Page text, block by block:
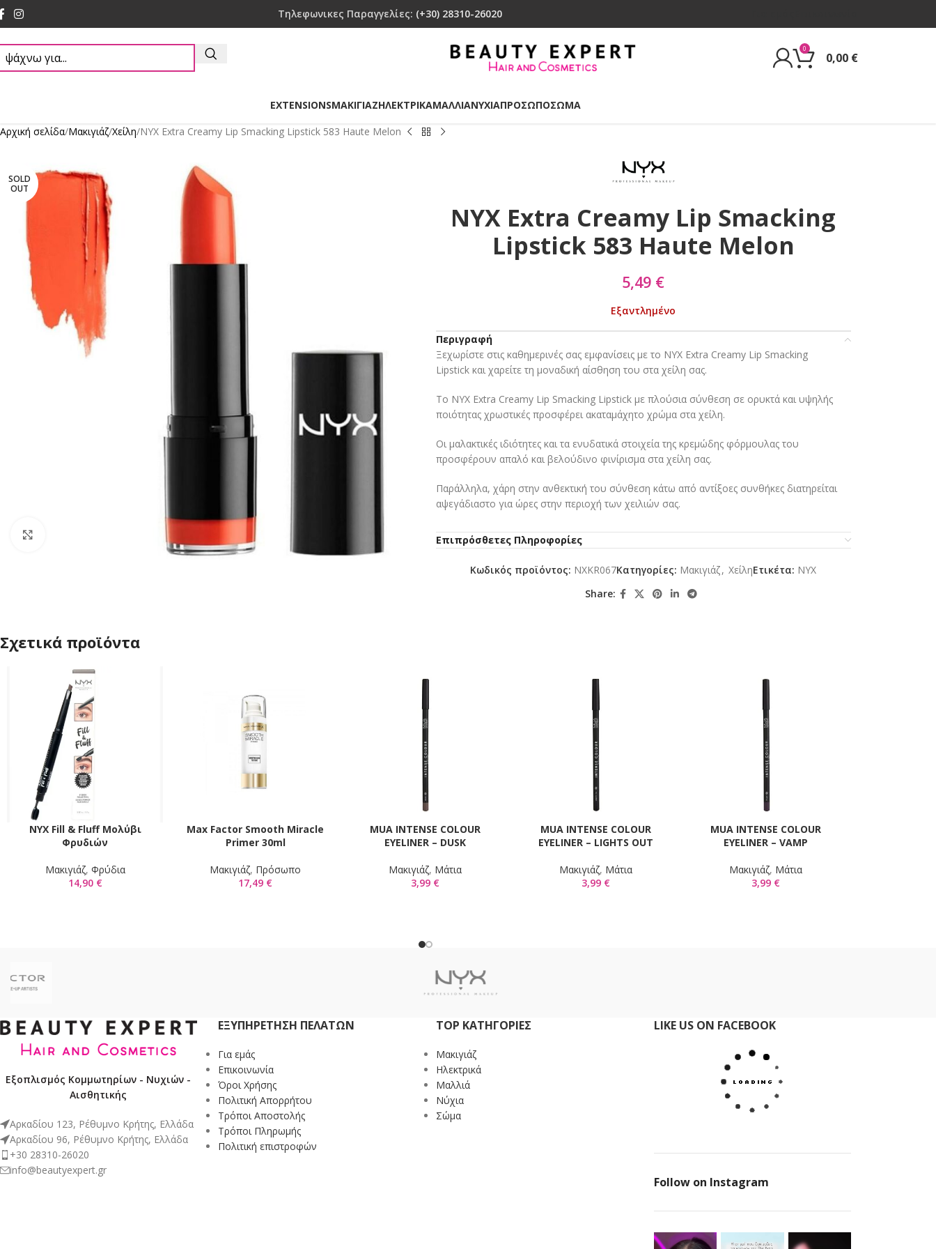
Τηλεφωνικες Παραγγελίες: (+30) 28310-26020
0
0,00 €
EXTENSIONSΜΑΚΙΓΙΑΖΗΛΕΚΤΡΙΚΑΜΑΛΛΙΑΝΥΧΙΑΠΡΟΣΩΠΟΣΩΜΑ
Αρχική σελίδα Mακιγιάζ Χείλη NYX Extra Creamy Lip Smacking Lipstick 583 Haute Melon
SOLD
OUT
NYX Extra Creamy Lip Smacking
Lipstick 583 Haute Melon
5,49 €
Εξαντλημένο
Περιγραφή
Ξεχωρίστε στις καθημερινές σας εμφανίσεις με το NYX Extra Creamy Lip Smacking
Lipstick και χαρείτε τη μοναδική αίσθηση του στα χείλη σας.
Το NYX Extra Creamy Lip Smacking Lipstick με πλούσια σύνθεση σε ορυκτά και υψηλής
ποιότητας χρωστικές προσφέρει ακαταμάχητο χρώμα στα χείλη.
Οι μαλακτικές ιδιότητες και τα ενυδατικά στοιχεία της κρεμώδης φόρμουλας του
προσφέρουν απαλό και βελούδινο φινίρισμα στα χείλη σας.
Παράλληλα, χάρη στην ανθεκτική του σύνθεση κάτω από αντίξοες συνθήκες διατηρείται
αψεγάδιαστο για ώρες στην περιοχή των χειλιών σας.
Το NYX Extra Creamy Lip Smacking Lipstick διατίθεται σε μαύρη συσκευασία με μεγάλη
ποικιλία αποχρώσεων για να επιλέξετε τον ιδανικό χρωματικό τόνο για εσάς.
Αρκεί να εντάξετε στην καθημερινή σας ρουτίνα το Το NYX Extra Creamy Lip Smacking
Lipstick και να εθιστείτε στην βελούδινη υφή του.
Επιπρόσθετες Πληροφορίες
Κωδικός προϊόντος: NXKR067Κατηγορίες: Mακιγιάζ, ΧείληΕτικέτα: NYX
Share:
Σχετικά προϊόντα
ΕΠΙΛΟΓΉNYX Fill & Fluff Μολύβι
Φρυδιών
Mακιγιάζ, Φρύδια
14,90 €
ΠΡΟΣΘΉΚΗ ΣΤΟ ΚΑΛΆΘΙ
Max Factor Smooth Miracle
Primer 30ml
Mακιγιάζ, Πρόσωπο
17,49 €
ΠΡΟΣΘΉΚΗ ΣΤΟ ΚΑΛΆΘΙ
MUA INTENSE COLOUR
EYELINER – DUSK
Mακιγιάζ, Μάτια
3,99 €
ΠΡΟΣΘΉΚΗ ΣΤΟ ΚΑΛΆΘΙ
MUA INTENSE COLOUR
EYELINER – LIGHTS OUT
Mακιγιάζ, Μάτια
3,99 €
ΠΡΟΣΘΉΚΗ ΣΤΟ ΚΑΛΆΘΙ
MUA INTENSE COLOUR
EYELINER – VAMP
Mακιγιάζ, Μάτια
3,99 €
Εξοπλισμός Κομμωτηρίων - Νυχιών -
Αισθητικής
Αρκαδίου 123, Ρέθυμνο Κρήτης, Ελλάδα
Αρκαδίου 96, Ρέθυμνο Κρήτης, Ελλάδα
+30 28310-26020
info@beautyexpert.gr
ΕΞΥΠΗΡΈΤΗΣΗ ΠΕΛΑΤΏΝ
Για εμάς
Επικοινωνία
Όροι Χρήσης
Πολιτική Απορρήτου
Τρόποι Αποστολής
Τρόποι Πληρωμής
Πολιτική επιστροφών
TOP ΚΑΤΗΓΟΡΙΕΣ
Mακιγιάζ
Ηλεκτρικά
Μαλλιά
Νύχια
Σώμα
LIKE US ON FACEBOOK
Follow on Instagram